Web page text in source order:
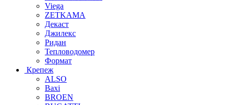
Viega
ZETKAMA
Декаст
Джилекс
Ридан
Тепловодомер
Формат
Крепеж
ALSO
Baxi
BROEN